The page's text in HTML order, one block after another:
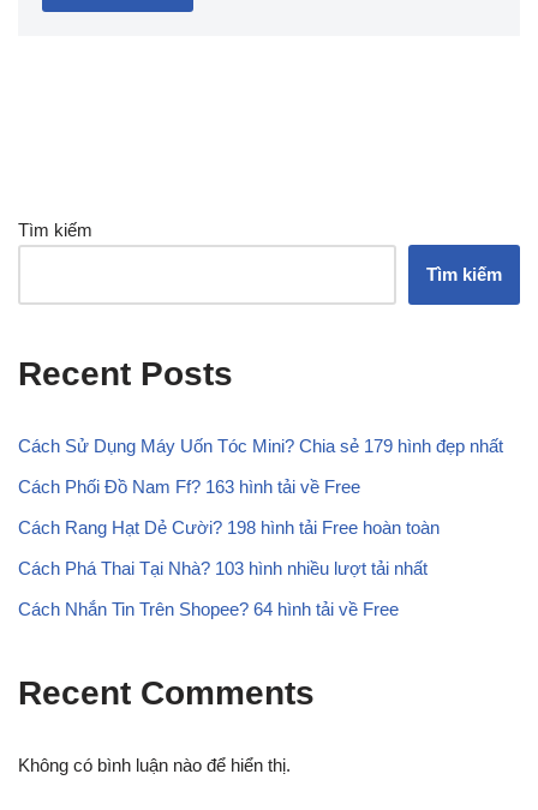
Tìm kiếm
Tìm kiếm
Recent Posts
Cách Sử Dụng Máy Uốn Tóc Mini? Chia sẻ 179 hình đẹp nhất
Cách Phối Đồ Nam Ff? 163 hình tải về Free
Cách Rang Hạt Dẻ Cười? 198 hình tải Free hoàn toàn
Cách Phá Thai Tại Nhà? 103 hình nhiều lượt tải nhất
Cách Nhắn Tin Trên Shopee? 64 hình tải về Free
Recent Comments
Không có bình luận nào để hiển thị.